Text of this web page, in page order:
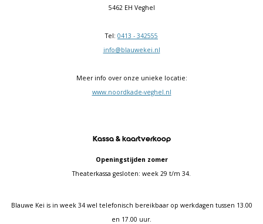
5462 EH Veghel
Tel: 0413 - 342555
info@blauwekei.nl
Meer info over onze unieke locatie:
www.noordkade-veghel.nl
Kassa & kaartverkoop
Openingstijden zomer
Theaterkassa gesloten: week 29 t/m 34.
Blauwe Kei is in week 34 wel telefonisch bereikbaar op werkdagen tussen 13.00
en 17.00 uur.